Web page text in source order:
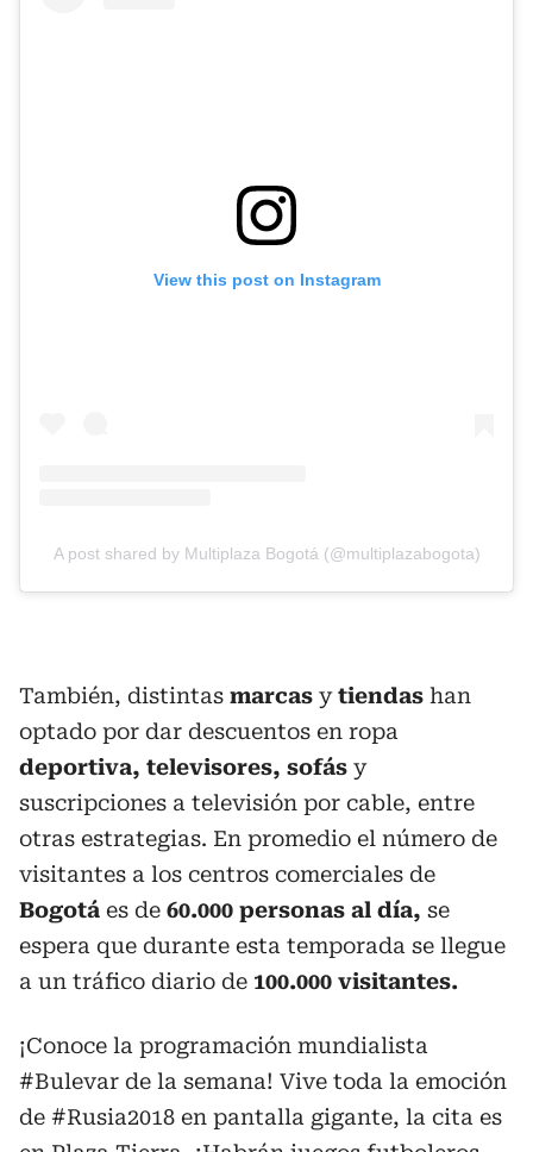
View this post on Instagram
A post shared by Multiplaza Bogotá (@multiplazabogota)
También, distintas marcas ytiendas han
optado por dar descuentos en ropa
deportiva, televisores, sofás y
suscripciones a televisión por cable, entre
otras estrategias. En promedio el número de
visitantes a los centros comerciales de
Bogotá es de 60.000 personas al día, se
espera que durante esta temporada se llegue
a un tráfico diario de 100.000 visitantes.
¡Conoce la programación mundialista
#Bulevar de la semana! Vive toda la emoción
de #Rusia2018 en pantalla gigante, la cita es